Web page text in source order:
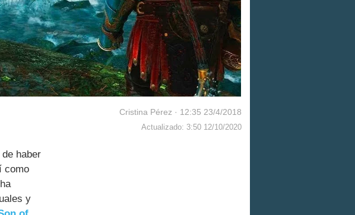
Cristina Pérez · 12:35 23/4/2018
Actualizado: 3:50 12/10/2020
haber
como
ha
y